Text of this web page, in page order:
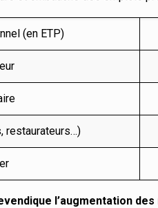
(en ETP)
restaurateurs…)
l’augmentation